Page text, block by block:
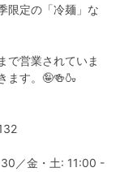
限定の「冷麺」な
で営業されていま
ます。🤪🍻🍶
／金・土: 11:00 -